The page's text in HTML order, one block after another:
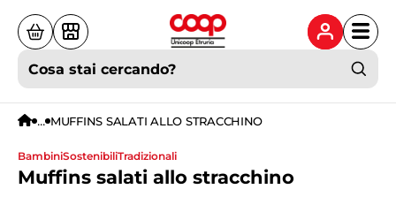
Cosa stai cercando?
... MUFFINS SALATI ALLO STRACCHINO
bambini sostenibili tradizionali
Muffins salati allo stracchino